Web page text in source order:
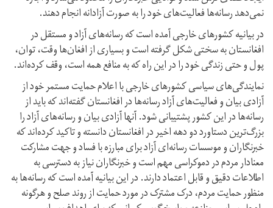
نمی‌دهد رسانه‌ها فعالیت‌های خود را به صورت آزادانه انجام دهند.
در بیانیه کشورهای خارجی آمده است که رسانه‌های آزاد و مستقل در
افغانستان به سختی شکل گرفته است و بسیاری از افغان‌ها وقت، توان،
پول و حتی زندگی خود را در این راه که به منافع همه است، وقف کرده‌اند.
نمایندگی‌های سیاسی کشورهای خارجی با اعلام حمایت مستمر خود از
آزادی بیان و فعالیت‌های آزاد رسانه‌ها در افغانستان گفته‌اند که باید از
رسانه‌ها در این کشور پشتیبانی شود. آنها آزادی بیان و رسانه‌های آزاد را
بزرگ‌ترین دستاورد دو دهه اخیر در افغانستان دانسته و تاکید کرده‌اند که
خبرنگاران و موسسات رسانه‌ای آزاد برای مبارزه با فساد و جهت مشارکت
معنادار مردم در دموکراسی مهم است و خبرنگاران نیاز به دسترسی به
اطلاعات دقیق و قابل اعتماد دارند. در این بیانیه آمده است که رسانه‌ها به
منظور حمایت مردم، درک مشترک در مورد حمایت از روند صلح و هرگونه